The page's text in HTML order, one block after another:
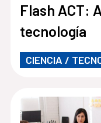
Flash ACT:
tecnología
CIENCIA /